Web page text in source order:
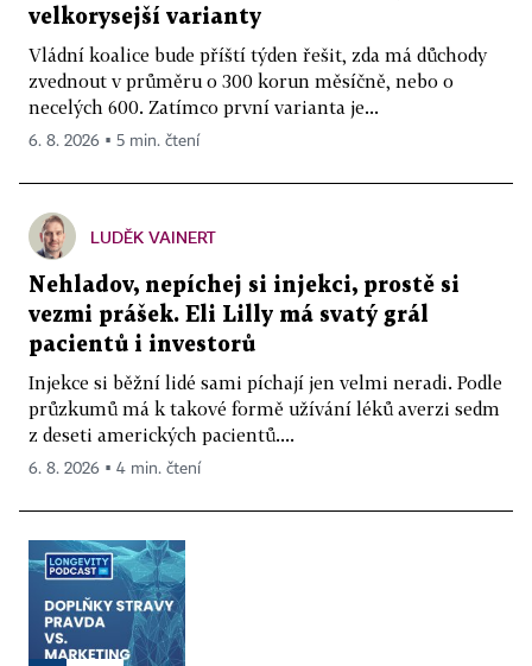
velkorysejší varianty
Vládní koalice bude příští týden řešit, zda má důchody
zvednout v průměru o 300 korun měsíčně, nebo o
necelých 600. Zatímco první varianta je...
6. 8. 2026 ▪ 5 min. čtení
LUDĚK VAINERT
Nehladov, nepíchej si injekci, prostě si
vezmi prášek. Eli Lilly má svatý grál
pacientů i investorů
Injekce si běžní lidé sami píchají jen velmi neradi. Podle
průzkumů má k takové formě užívání léků averzi sedm
z deseti amerických pacientů....
6. 8. 2026 ▪ 4 min. čtení